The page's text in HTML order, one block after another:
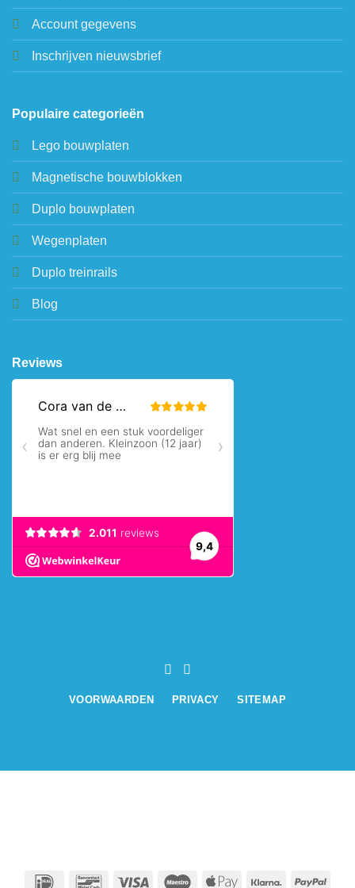
Account gegevens
Inschrijven nieuwsbrief
Populaire categorieën
Lego bouwplaten
Magnetische bouwblokken
Duplo bouwplaten
Wegenplaten
Duplo treinrails
Blog
Reviews
VOORWAARDEN PRIVACY SITEMAP
IDeal BancontactVisa Maestro Apple Klarna